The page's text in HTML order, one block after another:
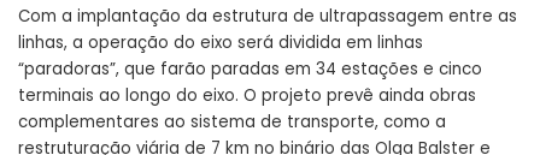
Com a implantação da estrutura de ultrapassagem entre as
linhas, a operação do eixo será dividida em linhas
“paradoras”, que farão paradas em 34 estações e cinco
terminais ao longo do eixo. O projeto prevê ainda obras
complementares ao sistema de transporte, como a
restruturação viária de 7 km no binário das Olga Balster e